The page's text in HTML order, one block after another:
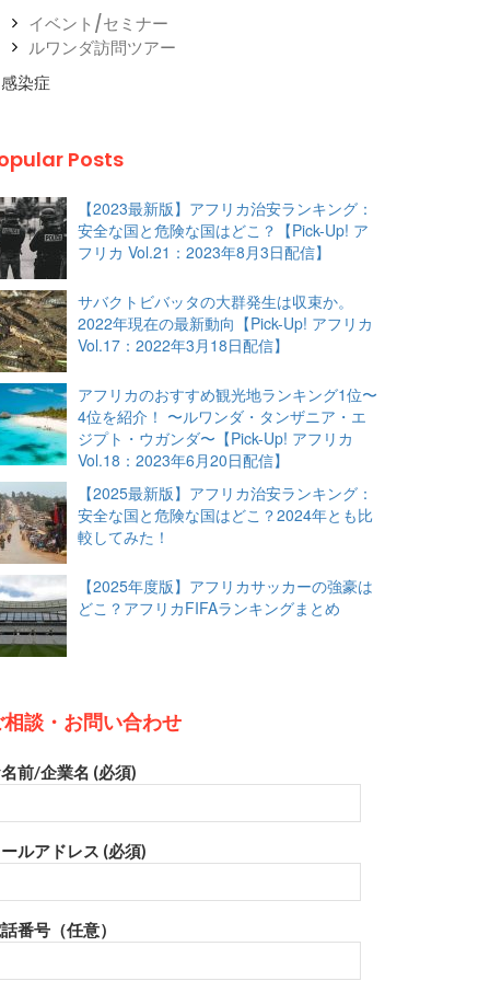
イベント/セミナー
ルワンダ訪問ツアー
感染症
Posts
【2023最新版】アフリカ治安ランキング：
安全な国と危険な国はどこ？【Pick-Up! ア
フリカ Vol.21：2023年8月3日配信】
サバクトビバッタの大群発生は収束か。
2022年現在の最新動向【Pick-Up! アフリカ
Vol.17：2022年3月18日配信】
アフリカのおすすめ観光地ランキング1位〜
4位を紹介！ 〜ルワンダ・タンザニア・エ
ジプト・ウガンダ〜【Pick-Up! アフリカ
Vol.18：2023年6月20日配信】
【2025最新版】アフリカ治安ランキング：
安全な国と危険な国はどこ？2024年とも比
較してみた！
【2025年度版】アフリカサッカーの強豪は
どこ？アフリカFIFAランキングまとめ
談・お問い合わせ
前/企業名 (必須)
ルアドレス (必須)
番号（任意）